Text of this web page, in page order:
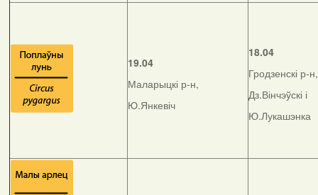
19.04
Маларыцкі р-н,
Ю.Янкевіч
18.04
Гродзенскі р-н,
Дз.Вінчэўскі і
Ю.Лукашэнка